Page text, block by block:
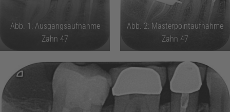
Abb. 1: Ausgangsaufnahme
Zahn 47
Abb. 2: Masterpointaufnahme
Zahn 47